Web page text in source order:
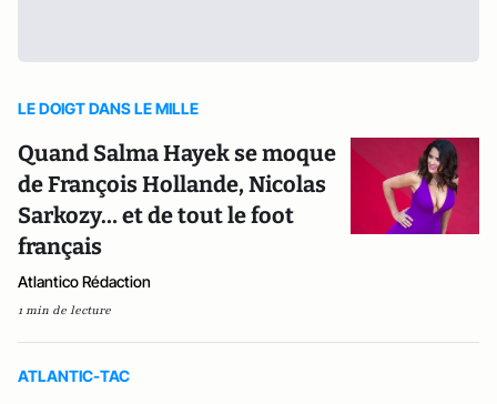
LE DOIGT DANS LE MILLE
Quand Salma Hayek se moque
de François Hollande, Nicolas
Sarkozy… et de tout le foot
français
Atlantico Rédaction
1 min de lecture
ATLANTIC-TAC